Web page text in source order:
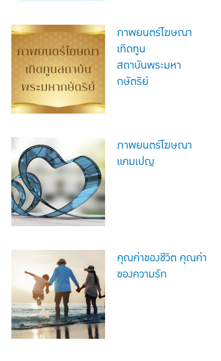
ภาพยนตร์โฆษณา
เทิดทูน
สถาบันพระมหา
กษัตริย์
ภาพยนตร์โฆษณา
แคมเปญ
คุณค่าของชีวิต คุณค่า
ของความรัก